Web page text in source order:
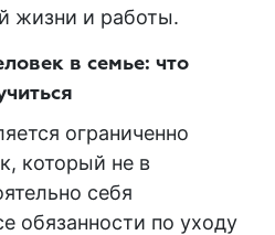
жизни и работы.
в семье: что
ограниченно
который не в
себя
обязанности по уходу